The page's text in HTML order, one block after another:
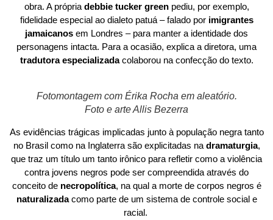
obra. A própria debbie tucker green pediu, por exemplo,
fidelidade especial ao dialeto patuá – falado por imigrantes
jamaicanos em Londres – para manter a identidade dos
personagens intacta. Para a ocasião, explica a diretora, uma
tradutora especializadacolaborou na confecção do texto.
Fotomontagem com Érika Rocha em aleatório.
Foto e arte Allis Bezerra
As evidências trágicas implicadas junto à população negra tanto
no Brasil como na Inglaterra são explicitadas na dramaturgia,
que traz um título um tanto irônico para refletir como a violência
contra jovens negros pode ser compreendida através do
conceito de necropolítica, na qual a morte de corpos negros é
naturalizadacomo parte de um sistema de controle social e
racial.